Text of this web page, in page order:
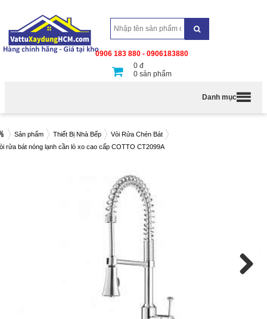
0906 183 880 - 0906183880
0 đ
0 sản phẩm
Danh mục
Sản phẩm Thiết Bị Nhà Bếp
Vòi Rửa Chén Bát
rửa bát nóng lạnh cần lò xo cao cấp COTTO CT2099A